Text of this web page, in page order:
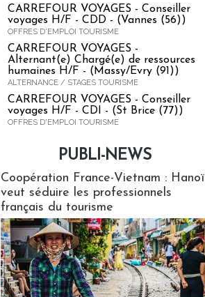
CARREFOUR VOYAGES - Conseiller
voyages H/F - CDD - (Vannes (56))
OFFRES D'EMPLOI TOURISME
CARREFOUR VOYAGES -
Alternant(e) Chargé(e) de ressources
humaines H/F - (Massy/Evry (91))
ALTERNANCE / STAGES TOURISME
CARREFOUR VOYAGES - Conseiller
voyages H/F - CDI - (St Brice (77))
OFFRES D'EMPLOI TOURISME
PUBLI-NEWS
Coopération France-Vietnam : Hanoï
veut séduire les professionnels
français du tourisme